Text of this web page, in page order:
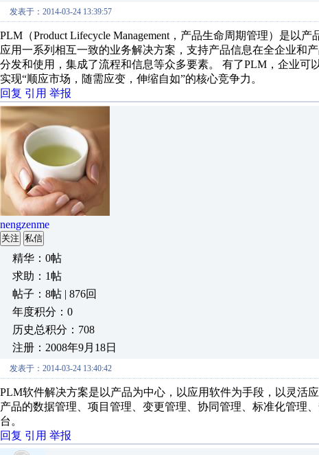
发表于：2014-03-24 13:39:57
PLM（Product Lifecycle Management，产品生命周期管理）是以
应用一系列相互一致的业务解决方案，支持产品信息在全企业和
分发和使用，集成了流程和信息等众多要素。 有了PLM，企业
实现“顺应市场，随需应变，伸缩自如”的核心竞争力。
回复 引用 举报
nengzenme
关注 私信
精华：0帖
求助：1帖
帖子：8帖 | 876回
年度积分：0
历史总积分：708
注册：2008年9月18日
发表于：2014-03-24 13:40:42
PLM软件解决方案是以产品为中心，以应用软件为手段，以灵活
产品的数据管理、项目管理、变更管理、协同管理、标准化管理
台。
回复 引用 举报